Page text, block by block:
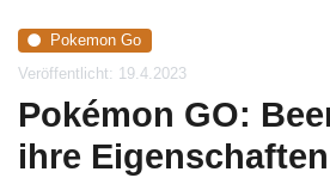
Pokemon Go
Veröffentlicht: 19.4.2023
Pokémon GO:
ihre Eigenschaften